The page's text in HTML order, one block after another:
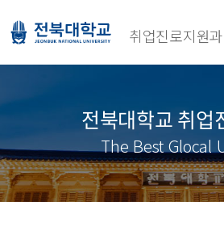
취업진로지원과
전북대학교 취업
The Best Glocal